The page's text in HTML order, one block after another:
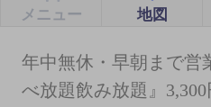
メニュー 地図
年中無休・早朝まで営
べ放題飲み放題』